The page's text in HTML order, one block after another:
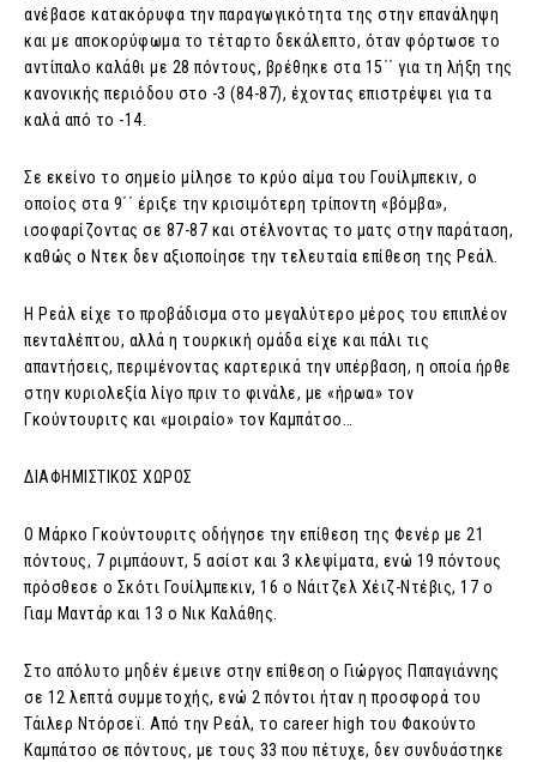
ανέβασε κατακόρυφα την παραγωγικότητα της στην επανάληψη
και με αποκορύφωμα το τέταρτο δεκάλεπτο, όταν φόρτωσε το
αντίπαλο καλάθι με 28 πόντους, βρέθηκε στα 15΄΄ για τη λήξη της
κανονικής περιόδου στο -3 (84-87), έχοντας επιστρέψει για τα
καλά από το -14.
Σε εκείνο το σημείο μίλησε το κρύο αίμα του Γουίλμπεκιν, ο
οποίος στα 9΄΄ έριξε την κρισιμότερη τρίποντη «βόμβα»,
ισοφαρίζοντας σε 87-87 και στέλνοντας το ματς στην παράταση,
καθώς ο Ντεκ δεν αξιοποίησε την τελευταία επίθεση της Ρεάλ.
Η Ρεάλ είχε το προβάδισμα στο μεγαλύτερο μέρος του επιπλέον
πενταλέπτου, αλλά η τουρκική ομάδα είχε και πάλι τις
απαντήσεις, περιμένοντας καρτερικά την υπέρβαση, η οποία ήρθε
στην κυριολεξία λίγο πριν το φινάλε, με «ήρωα» τον
Γκούντουριτς και «μοιραίο» τον Καμπάτσο…
ΔΙΑΦΗΜΙΣΤΙΚΟΣ ΧΩΡΟΣ
Ο Μάρκο Γκούντουριτς οδήγησε την επίθεση της Φενέρ με 21
πόντους, 7 ριμπάουντ, 5 ασίστ και 3 κλεψίματα, ενώ 19 πόντους
πρόσθεσε ο Σκότι Γουίλμπεκιν, 16 ο Νάιτζελ Χέιζ-Ντέβις, 17 ο
Γιαμ Μαντάρ και 13 ο Νικ Καλάθης.
Στο απόλυτο μηδέν έμεινε στην επίθεση ο Γιώργος Παπαγιάννης
σε 12 λεπτά συμμετοχής, ενώ 2 πόντοι ήταν η προσφορά του
Τάιλερ Ντόρσεϊ. Από την Ρεάλ, το career high του Φακούντο
Καμπάτσο σε πόντους, με τους 33 που πέτυχε, δεν συνδυάστηκε